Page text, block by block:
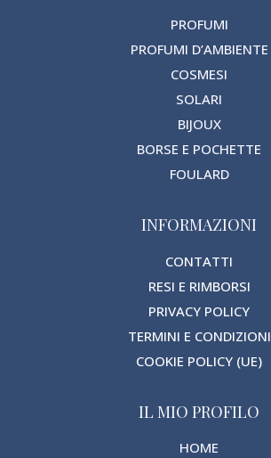
PROFUMI
PROFUMI D’AMBIENTE
COSMESI
SOLARI
BIJOUX
BORSE E POCHETTE
FOULARD
INFORMAZIONI
CONTATTI
RESI E RIMBORSI
PRIVACY POLICY
TERMINI E CONDIZIONI
COOKIE POLICY (UE)
IL MIO PROFILO
HOME